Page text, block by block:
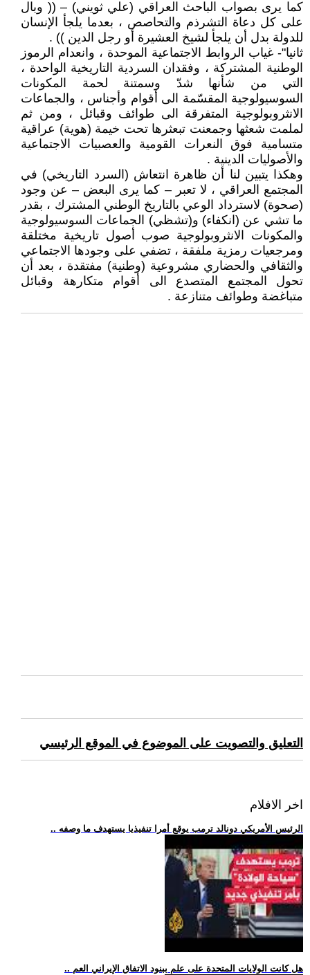
كما يرى بصواب الباحث العراقي (علي ثويني) – (( وبال
على كل دعاة التشرذم والتحاصص ، بعدما يلجأ الإنسان
للدولة بدل أن يلجأ لشيخ العشيرة أو رجل الدين )) .
ثانيا"- غياب الروابط الاجتماعية الموحدة ، وانعدام الرموز
الوطنية المشتركة ، وفقدان السردية التاريخية الواحدة ،
التي من شأنها شدّ وسمتنة لحمة المكونات
السوسيولوجية المقسّمة الى أقوام وأجناس ، والجماعات
الانثروبولوجية المتفرقة الى طوائف وقبائل ، ومن ثم
لملمت شعثها وجمعنت تبعثرها تحت خيمة (هوية) عراقية
متسامية فوق النعرات القومية والعصبيات الاجتماعية
والأصوليات الدينية .
وهكذا يتبين لنا أن ظاهرة انتعاش (السرد التاريخي) في
المجتمع العراقي ، لا تعبر – كما يرى البعض – عن وجود
(صحوة) لاسترداد الوعي بالتاريخ الوطني المشترك ، بقدر
ما تشي عن (انكفاء) و(تشظي) الجماعات السوسيولوجية
والمكونات الانثروبولوجية صوب أصول تاريخية مختلقة
ومرجعيات رمزية ملفقة ، تضفي على وجودها الاجتماعي
والثقافي والحضاري مشروعية (وطنية) مفتقدة ، بعد أن
تحول المجتمع المتصدع الى أقوام متكارهة وقبائل
متباغضة وطوائف متنازعة .
التعليق والتصويت على الموضوع في الموقع الرئيسي
اخر الافلام
.. الرئيس الأمريكي دونالد ترمب يوقع أمرا تنفيذيا يستهدف ما وصفه
.. هل كانت الولايات المتحدة على علم ببنود الاتفاق الإيراني العم